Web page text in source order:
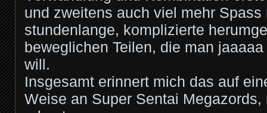
und zweitens auch viel mehr Spass
stundenlange, komplizierte
beweglichen Teilen, die man
will.
Insgesamt erinnert mich das auf
Weise an Super Sentai Megazords,